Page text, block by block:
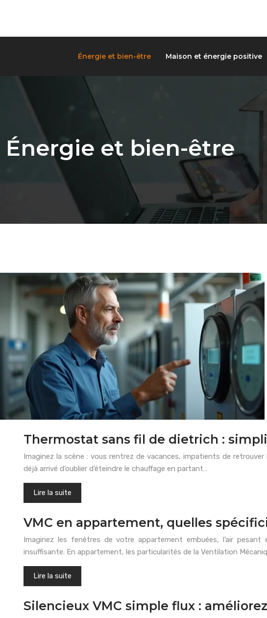
Énergie et bien-être Maison et énergie positive
Énergie et bien-être
Thermostat sans fil de dietrich :
Imaginez la scène : vous rentrez de vacances, impatients de
déjà arrivé d’oublier d’éteindre le chauffage en partant…
Lire la suite
VMC en appartement, quelles
Imaginez les fenêtres de votre appartement embuées, l’air
insuffisante. En appartement, les particularités de la Ventilation
Lire la suite
Silencieux VMC simple flux :